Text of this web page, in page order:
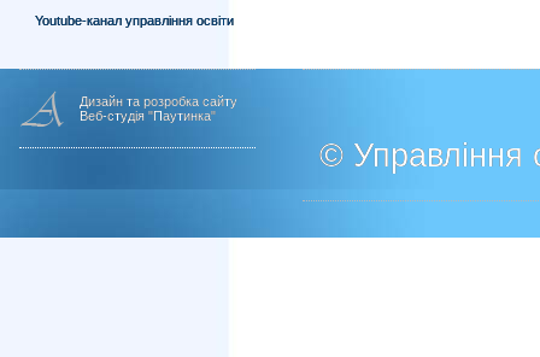
Youtube-канал управління освіти
Дизайн та розробка сайту
Веб-студія "Паутинка"
© Управління